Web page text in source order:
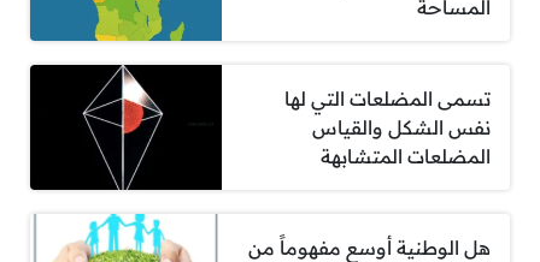
المساحة
تسمى المضلعات التي لها
نفس الشكل والقياس
المضلعات المتشابهة
هل الوطنية أوسع مفهوماً من